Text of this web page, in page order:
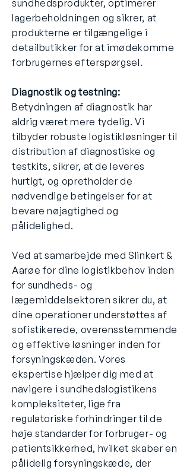
sundhedsprodukter, optimerer
lagerbeholdningen og sikrer, at
produkterne er tilgængelige i
detailbutikker for at imødekomme
forbrugernes efterspørgsel.
Diagnostik og testning:
Betydningen af diagnostik har
aldrig været mere tydelig. Vi
tilbyder robuste logistikløsninger til
distribution af diagnostiske og
testkits, sikrer, at de leveres
hurtigt, og opretholder de
nødvendige betingelser for at
bevare nøjagtighed og
pålidelighed.
Ved at samarbejde med Slinkert &
Aarøe for dine logistikbehov inden
for sundheds- og
lægemiddelsektoren sikrer du, at
dine operationer understøttes af
sofistikerede, overensstemmende
og effektive løsninger inden for
forsyningskæden. Vores
ekspertise hjælper dig med at
navigere i sundhedslogistikens
kompleksiteter, lige fra
regulatoriske forhindringer til de
høje standarder for forbruger- og
patientsikkerhed, hvilket skaber en
pålidelig forsyningskæde, der